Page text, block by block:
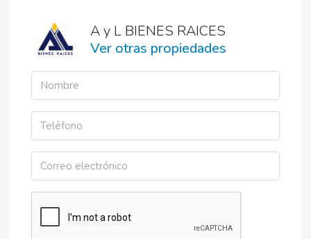
A y L BIENES RAICES
Ver otras propiedades